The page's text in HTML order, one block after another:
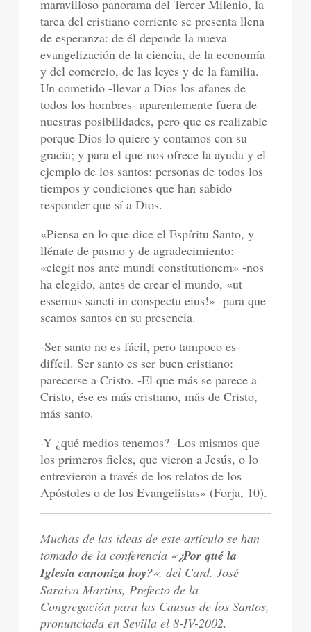
maravilloso panorama del Tercer Milenio, la
tarea del cristiano corriente se presenta llena
de esperanza: de él depende la nueva
evangelización de la ciencia, de la economía
y del comercio, de las leyes y de la familia.
Un cometido -llevar a Dios los afanes de
todos los hombres- aparentemente fuera de
nuestras posibilidades, pero que es realizable
porque Dios lo quiere y contamos con su
gracia; y para el que nos ofrece la ayuda y el
ejemplo de los santos: personas de todos los
tiempos y condiciones que han sabido
responder que sí a Dios.
«Piensa en lo que dice el Espíritu Santo, y
llénate de pasmo y de agradecimiento:
«elegit nos ante mundi constitutionem» -nos
ha elegido, antes de crear el mundo, «ut
essemus sancti in conspectu eius!» -para que
seamos santos en su presencia.
-Ser santo no es fácil, pero tampoco es
difícil. Ser santo es ser buen cristiano:
parecerse a Cristo. -El que más se parece a
Cristo, ése es más cristiano, más de Cristo,
más santo.
-Y ¿qué medios tenemos? -Los mismos que
los primeros fieles, que vieron a Jesús, o lo
entrevieron a través de los relatos de los
Apóstoles o de los Evangelistas» (Forja, 10).
Muchas de las ideas de este artículo se han
tomado de la conferencia «¿Por qué la
Iglesia canoniza hoy?«, del Card. José
Saraiva Martins, Prefecto de la
Congregación para las Causas de los Santos,
pronunciada en Sevilla el 8-IV-2002.